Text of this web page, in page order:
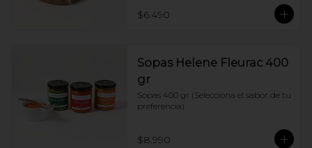
$6.490
Sopas Helene Fleurac 400
gr
Sopas 400 gr (Selecciona el sabor de tu
preferencia)
$8.990